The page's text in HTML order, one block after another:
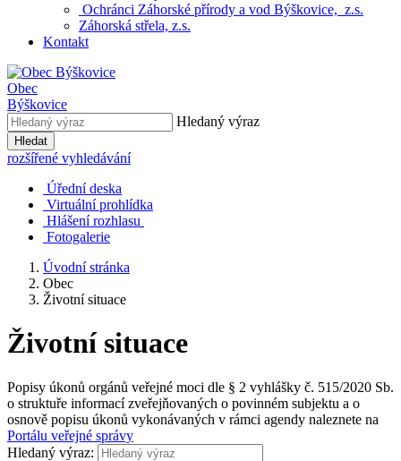
Ochránci Záhorské přírody a vod Býškovice, z.s.
Záhorská střela, z.s.
Kontakt
Obec
Býškovice
Hledaný výraz
Hledat
rozšířené vyhledávání
Úřední deska
Virtuální prohlídka
Hlášení rozhlasu
Fotogalerie
Úvodní stránka
Obec
Životní situace
Životní situace
Popisy úkonů orgánů veřejné moci dle § 2 vyhlášky č. 515/2020 Sb.
o struktuře informací zveřejňovaných o povinném subjektu a o
osnově popisu úkonů vykonávaných v rámci agendy naleznete na
Portálu veřejné správy
Hledaný výraz: